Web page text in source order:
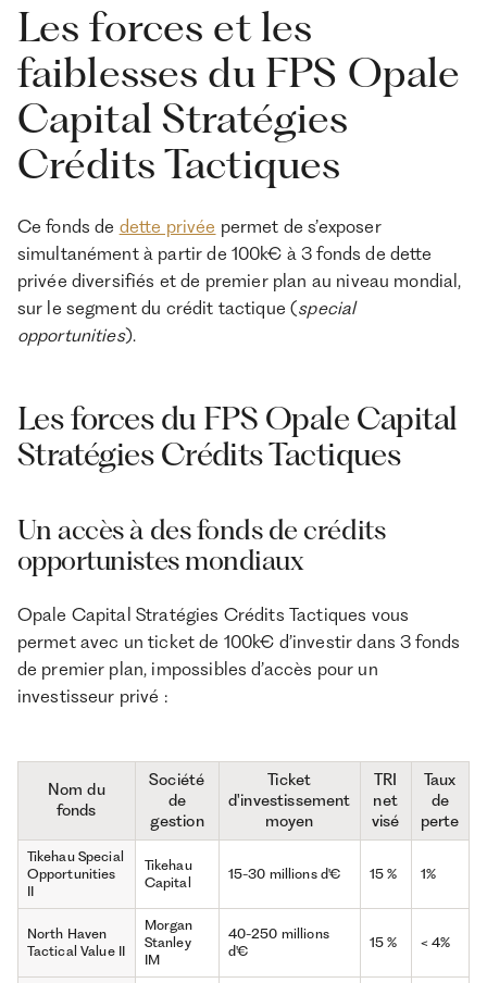
Les forces et les
faiblesses du FPS Opale
Capital Stratégies
Crédits Tactiques
Ce fonds de dette privée permet de s’exposer
simultanément à partir de 100k€ à 3 fonds de dette
privée diversifiés et de premier plan au niveau mondial,
sur le segment du crédit tactique (special
opportunities).
Les forces du FPS Opale Capital
Stratégies Crédits Tactiques
Un accès à des fonds de crédits
opportunistes mondiaux
Opale Capital Stratégies Crédits Tactiques vous
permet avec un ticket de 100k€ d’investir dans 3 fonds
de premier plan, impossibles d’accès pour un
investisseur privé :
Nom du
fonds
Société
de
gestion
Ticket
d'investissement
moyen
TRI
net
visé
Taux
de
perte
Tikehau Special
Opportunities
II
Tikehau
Capital
15-30 millions d'€ 15 % 1%
North Haven
Tactical Value II
Morgan
Stanley
IM
40-250 millions
d'€
15 % < 4%